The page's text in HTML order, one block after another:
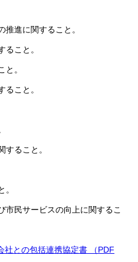
推進に関すること。
ること。
と。
ること。
すること。
。
市民サービスの向上に関するこ
社との包括連携協定書 （PDF